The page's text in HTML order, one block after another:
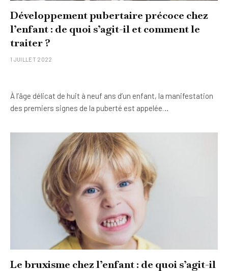
Développement pubertaire précoce chez
l’enfant : de quoi s’agit-il et comment le
traiter ?
1 JUILLET 2022
À l’âge délicat de huit à neuf ans d’un enfant, la manifestation
des premiers signes de la puberté est appelée…
Le bruxisme chez l’enfant : de quoi s’agit-il